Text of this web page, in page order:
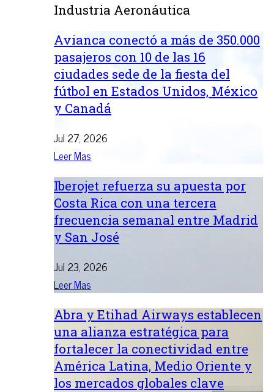
Industria Aeronáutica
Avianca conectó a más de 350.000
pasajeros con 10 de las 16
ciudades sede de la fiesta del
fútbol en Estados Unidos, México
y Canadá
Jul 27, 2026
Leer Mas
Iberojet refuerza su apuesta por
Costa Rica con una tercera
frecuencia semanal entre Madrid
y San José
Jul 23, 2026
Leer Mas
Abra y Etihad Airways establecen
una alianza estratégica para
fortalecer la conectividad entre
América Latina, Medio Oriente y
los mercados globales clave